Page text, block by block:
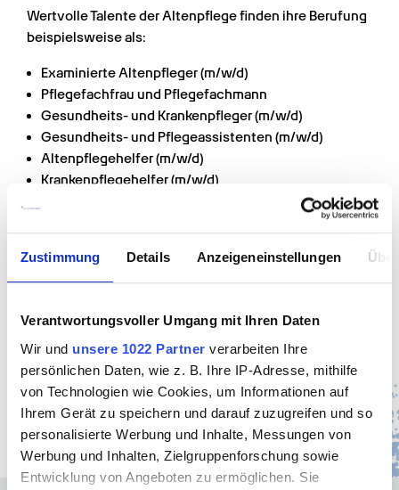
Zustimmung Details Anzeigeneinstellungen
Verantwortungsvoller Umgang mit Ihren Daten
Wir und unsere 1022 Partner verarbeiten Ihre
persönlichen Daten, wie z. B. Ihre IP-Adresse, mithilfe
von Technologien wie Cookies, um Informationen auf
Ihrem Gerät zu speichern und darauf zuzugreifen und so
personalisierte Werbung und Inhalte, Messungen von
Werbung und Inhalten, Zielgruppenforschung sowie
Entwicklung von Angeboten zu ermöglichen. Sie
Wertvolle Talente der Altenpflege finden ihre Berufung
beispielsweise als:
Examinierte Altenpfleger (m/w/d)
Pflegefachfrau und Pflegefachmann
Gesundheits- und Krankenpfleger (m/w/d)
Gesundheits- und Pflegeassistenten (m/w/d)
Altenpflegehelfer (m/w/d)
Krankenpflegehelfer (m/w/d)
Pflegehelfer (m/w/d)
Pflegeassistenten (m/w/d)
In 60 Sek. bewerben
Jobangebote